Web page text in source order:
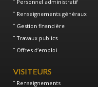
Personnel administratif
Renseignements généraux
Gestion financière
Travaux publics
Offres d’emploi
VISITEURS
Renseignements